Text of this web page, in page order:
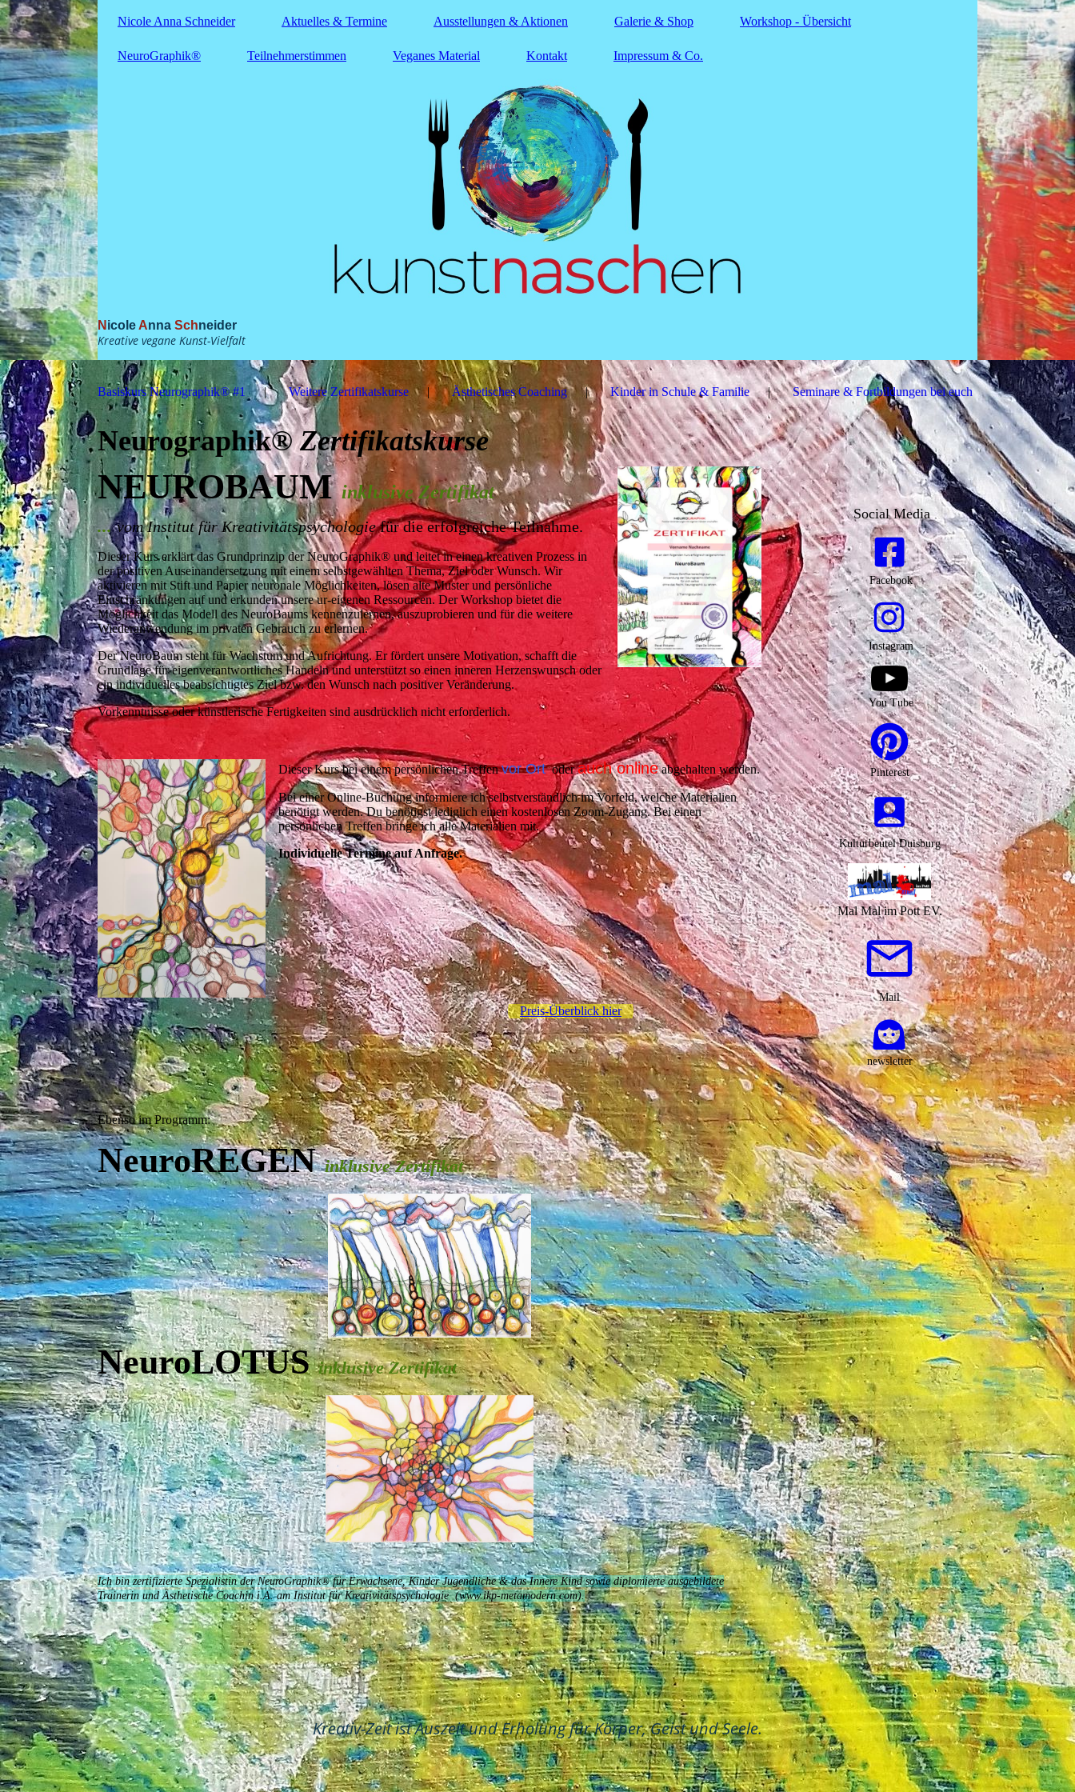
Nicole Anna Schneider Aktuelles & Termine Ausstellungen & Aktionen Galerie & Shop Workshop - Übersicht
NeuroGraphik® Teilnehmerstimmen Veganes Material Kontakt Impressum & Co.
N icoleAnna Schneider
Kreative vegane Kunst-Vielfalt
Basiskurs Neurographik® #1 Weitere Zertifikatskurse Ästhetisches Coaching Kinder in Schule & Familie Seminare & Fortbildungen bei euch
Neurographik®Zertifikatskurse
NEUROBAUMinklusive Zertifikat
...vom Institut für Kreativitätspsychologiefür die erfolgreiche Teilnahme.
Dieser Kurs erklärt das Grundprinzip der NeuroGraphik® und leitet in einen kreativen Prozess in
der positiven Auseinandersetzung mit einem selbstgewählten Thema, Ziel oder Wunsch. Wir
aktivieren mit Stift und Papier neuronale Möglichkeiten, lösen alte Muster und persönliche
Einschränkungen auf und erkunden unsere ur-eigenen Ressourcen. Der Workshop bietet die
Möglichkeit das Modell des NeuroBaums kennenzulernen, auszuprobieren und für die weitere
Wiederanwendung im privaten Gebrauch zu erlernen.
Der NeuroBaum steht für Wachstum und Aufrichtung. Er fördert unsere Motivation, schafft die
Grundlage für eigenverantwortliches Handeln und unterstützt so einen inneren Herzenswunsch oder
ein individuelles beabsichtigtes Ziel bzw. den Wunsch nach positiver Veränderung.
Vorkenntnisse oder künstlerische Fertigkeiten sind ausdrücklich nicht erforderlich.
Dieser Kurs bei einem persönlichen Treffenvor Ortoderauch onlineabgehalten werden.
Bei einer Online-Buchung informiere ich selbstverständlich im Vorfeld, welche Materialien
benötigt werden. Du benötigst lediglich einen kostenlosen Zoom-Zugang. Bei einen
persönlichen Treffen bringe ich alle Materialien mit.
Individuelle Termine auf Anfrage.
Preis-Überblick hier
Ebenso im Programm:
NeuroREGEN inklusive Zertifikat
NeuroLOTUSinklusive Zertifikat
Ich bin zertifizierte Spezialistin der NeuroGraphik® für Erwachsene, Kinder Jugendliche & das Innere Kind sowie diplomierte ausgebildete
Trainerin und Ästhetische Coachin i.A. am Institut für Kreativitätspsychologie (www.ikp-metamodern.com).
Social Media
Facebook
Instagram
You Tube
Pinterest
Kulturbeutel Duisburg
Mal Mal im Pott EV.
Mail
newsletter
Kreativ-Zeit ist Auszeit und Erholung für Körper, Geist und Seele.